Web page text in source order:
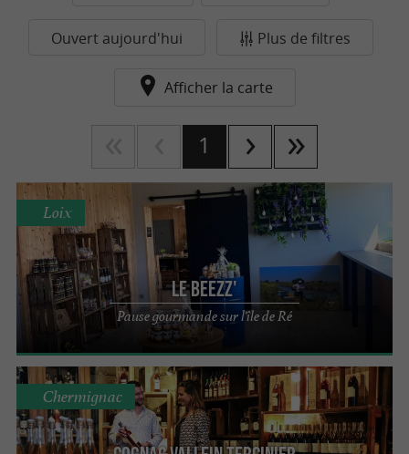
Ouvert aujourd'hui Plus de filtres
Afficher la carte
1
Le BEEZZ'
Pause gourmande sur l'île de Ré
Loix
Chermignac